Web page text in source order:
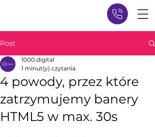
Post
4 powody, przez które
zatrzymujemy banery
HTML5 w max. 30s
1000.digital
1 minut(y) czytania